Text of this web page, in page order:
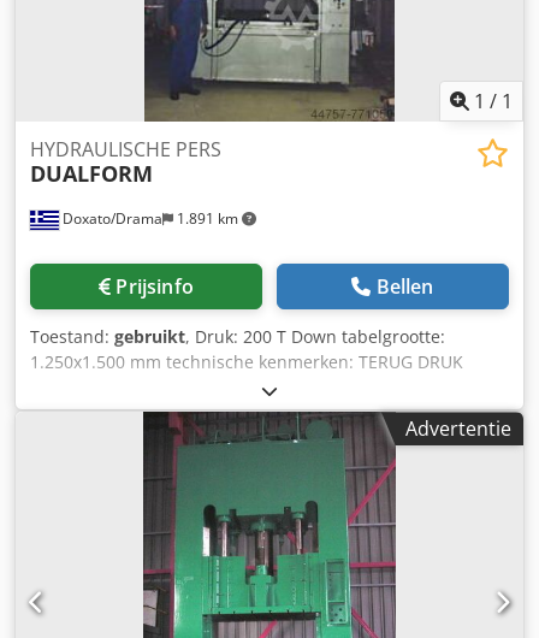
1 / 1
Doxato/Drama 1.891 km
HYDRAULISCHE PERS
DUALFORM
Prijsinfo Bellen
Toestand: gebruikt, Druk: 200 T Down tabelgrootte:
1.250x1.500 mm technische kenmerken: TERUG DRUK
NIEUWE ELEKTRISCHE EN HYDRAULISCHE SYSTEMEN
Credpfxe Du Umo Aiisf
Advertentie